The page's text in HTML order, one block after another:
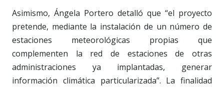
Asimismo, Ángela Portero detalló que “el proyecto
pretende, mediante la instalación de un número de
estaciones meteorológicas propias que
complementen la red de estaciones de otras
administraciones ya implantadas, generar
información climática particularizada”. La finalidad